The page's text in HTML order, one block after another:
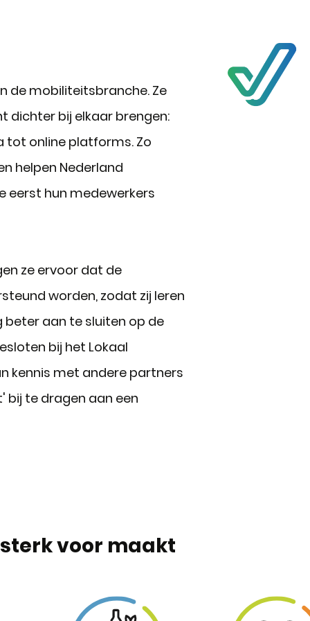
de mobiliteitsbranche. Ze
dichter bij elkaar brengen:
tot online platforms. Zo
helpen Nederland
eerst hun medewerkers
ze ervoor dat de
worden, zodat zij leren
beter aan te sluiten op de
bij het Lokaal
kennis met andere partners
bij te dragen aan een
voor maakt